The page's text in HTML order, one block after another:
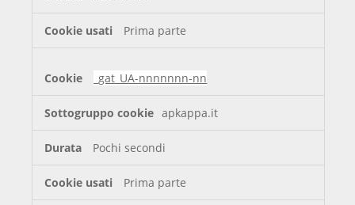
Prima parte
_gat_UA-nnnnnnn-nn
apkappa.it
Pochi secondi
Prima parte